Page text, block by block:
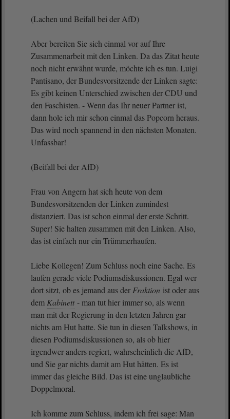
(Lachen und Beifall bei der AfD)
Aber bereiten Sie sich einmal vor auf Ihre
Zusammenarbeit mit den Linken. Da das Zitat heute
noch nicht erwähnt wurde, möchte ich es tun. Luigi
Pantisano, der Bundesvorsitzende der Linken sagte:
Es gibt keinen Unterschied zwischen der CDU und
den Faschisten. - Wenn das Ihr neuer Partner ist,
dann hole ich mir schon einmal das Popcorn heraus.
Das wird noch spannend in den nächsten Monaten.
Unfassbar!
(Beifall bei der AfD)
Frau von Angern hat sich heute von dem
Bundesvorsitzenden der Linken zumindest
distanziert. Das ist schon einmal der erste Schritt.
Super! Sie halten zusammen mit den Linken. Also,
das ist einfach nur ein Trümmerhaufen.
Liebe Kollegen! Zum Schluss noch eine Sache. Es
laufen gerade viele Podiumsdiskussionen. Egal wer
dort sitzt, ob es jemand aus der Fraktion ist oder aus
dem Kabinett - man tut hier immer so, als wenn
man mit der Regierung in den letzten Jahren gar
nichts am Hut hatte. Sie tun in diesen Talkshows, in
diesen Podiumsdiskussionen so, als ob hier
irgendwer anders regiert, wahrscheinlich die AfD,
und Sie gar nichts damit am Hut hätten. Es ist
immer das gleiche Bild. Das ist eine unglaubliche
Doppelmoral.
Ich komme zum Schluss, indem ich frei sage: Man